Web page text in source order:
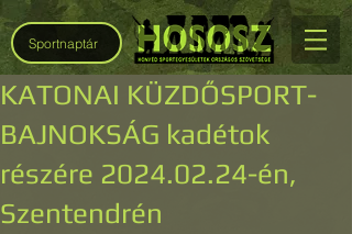
Sportnaptár
KATONAI KÜZDŐSPORT-
BAJNOKSÁG kadétok
részére 2024.02.24-én,
Szentendrén